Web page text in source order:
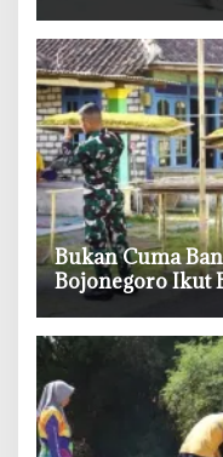
‎Bukan Cuma
Bojonegoro Ikut
Tembakau